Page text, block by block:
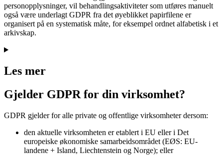
personopplysninger, vil behandlingsaktiviteter som utføres manuelt
også være underlagt GDPR fra det øyeblikket papirfilene er
organisert på en systematisk måte, for eksempel ordnet alfabetisk i et
arkivskap.
Les mer
Gjelder GDPR for din virksomhet?
GDPR gjelder for alle private og offentlige virksomheter dersom:
den aktuelle virksomheten er etablert i EU eller i Det
europeiske økonomiske samarbeidsområdet (EØS: EU-
landene + Island, Liechtenstein og Norge); eller